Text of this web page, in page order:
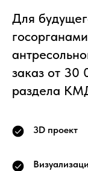
Для
заказ от 30
раздела
3D проект